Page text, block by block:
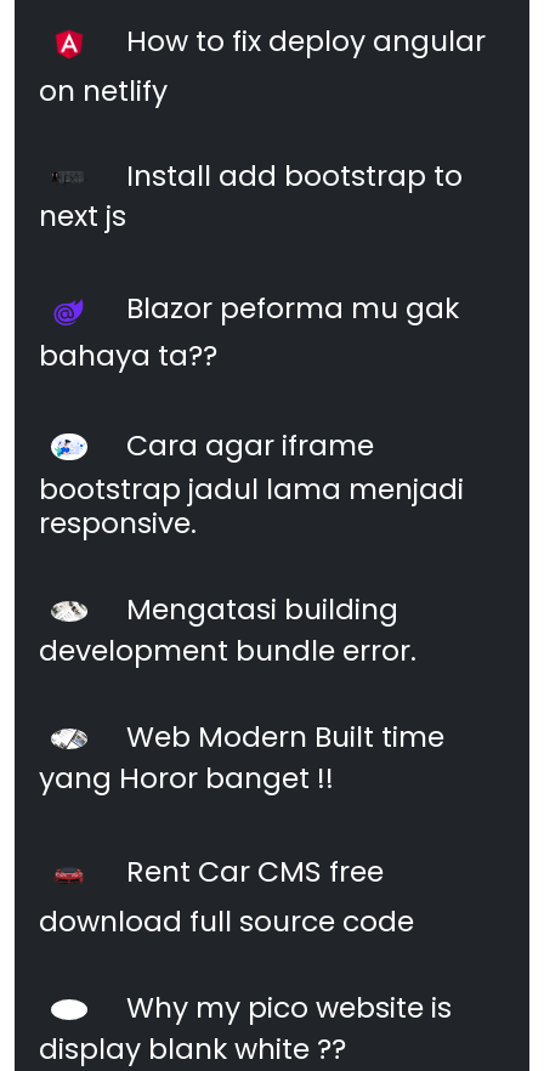
How to fix deploy angular
on netlify
Install add bootstrap to
next js
Blazor peforma mu gak
bahaya ta??
Cara agar iframe
bootstrap jadul lama menjadi
responsive.
Mengatasi building
development bundle error.
Web Modern Built time
yang Horor banget !!
Rent Car CMS free
download full source code
Why my pico website is
display blank white ??